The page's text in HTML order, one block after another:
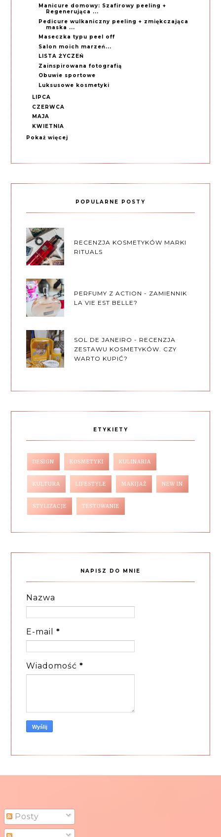
Manicure domowy: Szafirowy peeling +
Regenerująca ...
Pedicure wulkaniczny peeling + zmiękczająca
maska ...
Maseczka typu peel off
Salon moich marzeń...
LISTA ŻYCZEŃ
Zainspirowana fotografią
Obuwie sportowe
Luksusowe kosmetyki
LIPCA
CZERWCA
MAJA
KWIETNIA
Pokaż więcej
POPULARNE POSTY
RECENZJA KOSMETYKÓW MARKI
RITUALS
PERFUMY Z ACTION - ZAMIENNIK
LA VIE EST BELLE?
SOL DE JANEIRO - RECENZJA
ZESTAWU KOSMETYKÓW. CZY
WARTO KUPIĆ?
ETYKIETY
DESIGN KOSMETYKI KULINARIA
KULTURA LIFESTYLE MAKIJAŻ NEW IN
STYLIZACJE TESTOWANIE
NAPISZ DO MNIE
Nazwa
E-mail*
Wiadomość*
Posty